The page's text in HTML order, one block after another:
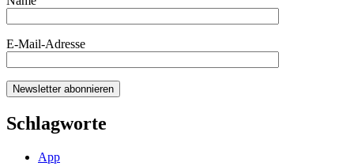
E-Mail-Adresse
Schlagworte
App